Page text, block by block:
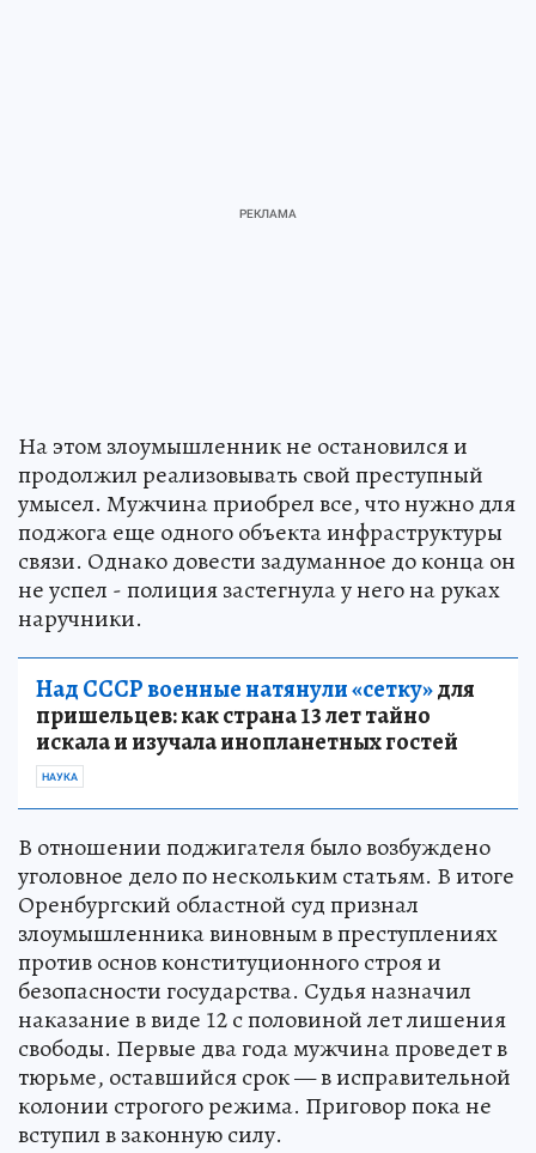
На этом злоумышленник не остановился и
продолжил реализовывать свой преступный
умысел. Мужчина приобрел все, что нужно для
поджога еще одного объекта инфраструктуры
связи. Однако довести задуманное до конца он
не успел - полиция застегнула у него на руках
наручники.
Над СССР военные натянули «сетку»для
пришельцев: как страна 13 лет тайно
искала и изучала инопланетных гостей
НАУКА
В отношении поджигателя было возбуждено
уголовное дело по нескольким статьям. В итоге
Оренбургский областной суд признал
злоумышленника виновным в преступлениях
против основ конституционного строя и
безопасности государства. Судья назначил
наказание в виде 12 с половиной лет лишения
свободы. Первые два года мужчина проведет в
тюрьме, оставшийся срок — в исправительной
колонии строгого режима. Приговор пока не
вступил в законную силу.